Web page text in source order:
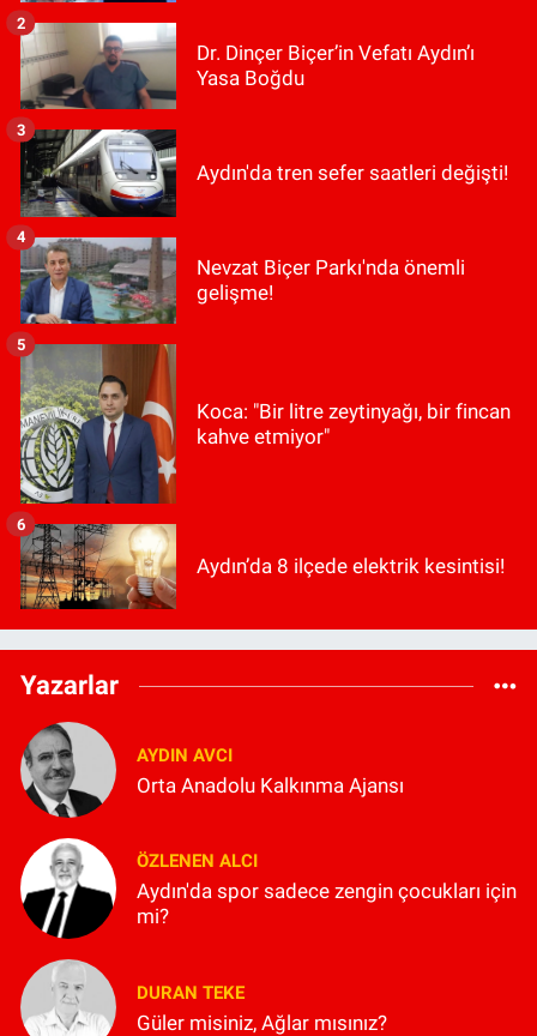
Dr. Dinçer Biçer’in Vefatı Aydın’ı
Yasa Boğdu
2
Aydın'da tren sefer saatleri değişti!
3
Nevzat Biçer Parkı'nda önemli
gelişme!
4
Koca: "Bir litre zeytinyağı, bir fincan
kahve etmiyor"
5
Aydın’da 8 ilçede elektrik kesintisi!
6
Yazarlar
AYDIN AVCI
Orta Anadolu Kalkınma Ajansı
ÖZLENEN ALCI
Aydın'da spor sadece zengin çocukları için
mi?
DURAN TEKE
Güler misiniz, Ağlar mısınız?